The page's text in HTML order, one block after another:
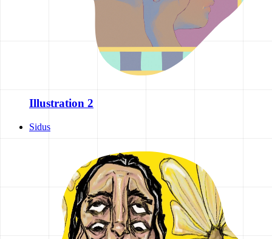
Illustration 2
Sidus